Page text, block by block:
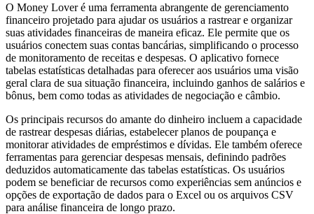
O Money Lover é uma ferramenta abrangente de gerenciamento
financeiro projetado para ajudar os usuários a rastrear e organizar
suas atividades financeiras de maneira eficaz. Ele permite que os
usuários conectem suas contas bancárias, simplificando o processo
de monitoramento de receitas e despesas. O aplicativo fornece
tabelas estatísticas detalhadas para oferecer aos usuários uma visão
geral clara de sua situação financeira, incluindo ganhos de salários e
bônus, bem como todas as atividades de negociação e câmbio.
Os principais recursos do amante do dinheiro incluem a capacidade
de rastrear despesas diárias, estabelecer planos de poupança e
monitorar atividades de empréstimos e dívidas. Ele também oferece
ferramentas para gerenciar despesas mensais, definindo padrões
deduzidos automaticamente das tabelas estatísticas. Os usuários
podem se beneficiar de recursos como experiências sem anúncios e
opções de exportação de dados para o Excel ou os arquivos CSV
para análise financeira de longo prazo.